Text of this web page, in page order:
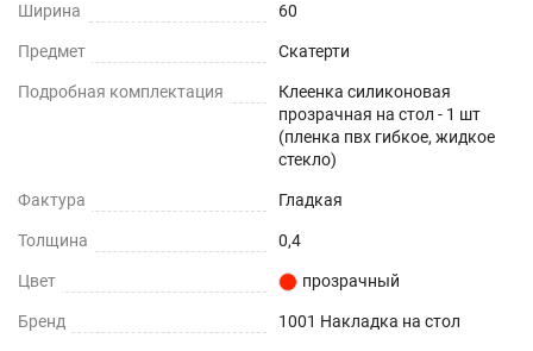
Прочность - защищает любую поверхность от
Влагоотталкивающая поверхность - не
впитывает влагу и устойчива к
Шумоподавление - снижает стук от посуды.
Прозрачность – подчеркнет дизайн вашей
Ширина 60
Предмет Скатерти
Подробная комплектация
Клеенка силиконовая
прозрачная на стол - 1 шт
(пленка пвх гибкое, жидкое
стекло)
Фактура Гладкая
Толщина 0,4
Цвет прозрачный
Бренд 1001 Накладка на стол